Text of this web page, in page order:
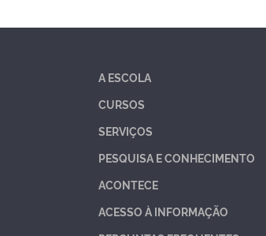
A ESCOLA
CURSOS
SERVIÇOS
PESQUISA E CONHECIMENTO
ACONTECE
ACESSO À INFORMAÇÃO